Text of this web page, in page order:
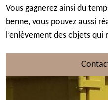
Vous gagnerez ainsi du
benne, vous pouvez aussi
l’enlèvement des objets qui